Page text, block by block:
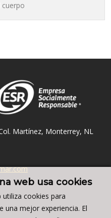
web usa cookies
utiliza cookies para
una mejor experiencia. El
Martínez, Monterrey, NL